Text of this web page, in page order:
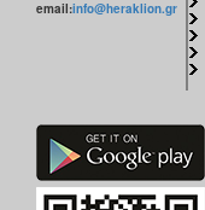
email:info@heraklion.gr